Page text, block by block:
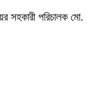
সহকারী পরিচালক মো.